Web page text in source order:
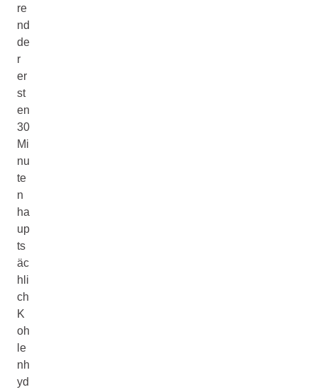
re
nd
de
r
er
st
en
30
Mi
nu
te
n
ha
up
ts
äc
hli
ch
K
oh
le
nh
yd